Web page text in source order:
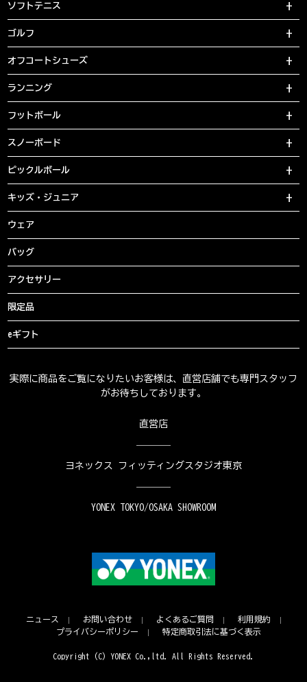
ソフトテニス
ゴルフ
オフコートシューズ
ランニング
フットボール
スノーボード
ピックルボール
キッズ・ジュニア
ウェア
バッグ
アクセサリー
限定品
eギフト
実際に商品をご覧になりたいお客様は、直営店舗でも専門スタッフ
がお待ちしております。
直営店
ヨネックス フィッティングスタジオ東京
YONEX TOKYO/OSAKA SHOWROOM
ニュース お問い合わせ よくあるご質問
利用規約
プライバシーポリシー
特定商取引法に基づく表示
Copyright (C) YONEX Co.,ltd. All Rights Reserved.